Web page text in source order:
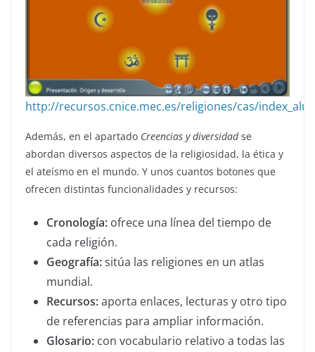
http://recursos.cnice.mec.es/religiones/cas/
Además, en el apartado Creencias y diversidadse
abordan diversos aspectos de la religiosidad, la ética y
el ateísmo en el mundo. Y unos cuantos botones que
ofrecen distintas funcionalidades y recursos:
Cronología: ofrece una línea del tiempo de
cada religión.
Geografía:sitúa las religiones en un atlas
mundial.
Recursos:aporta enlaces, lecturas y otro tipo
de referencias para ampliar información.
Glosario: con vocabulario relativo a todas las